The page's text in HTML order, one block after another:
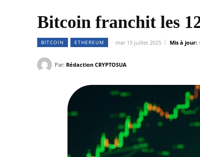
Bitcoin franchit les
BITCOIN ETHEREUM mar 15 juillet 2025 Mis à jour:
Par: Rédaction CRYPTOSUA